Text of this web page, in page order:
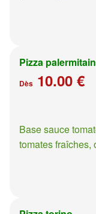
Pizza
Dès 10.00 €
Base sauce
tomates fraîches,